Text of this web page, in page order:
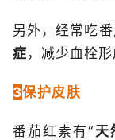
另外，经常吃
症 ，减少血栓形
3保护皮肤
番茄红素有“ 天